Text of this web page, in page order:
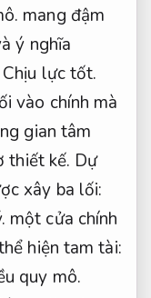
mang đậm
ý nghĩa
Chịu lực tốt.
vào chính mà
gian tâm
thiết kế. Dự
xây ba lối:
một cửa chính
hiện tam tài:
quy mô.